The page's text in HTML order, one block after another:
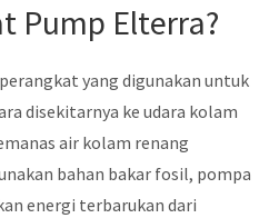
Pump Elterra?
yang digunakan untuk
disekitarnya ke udara kolam
air kolam renang
bahan bakar fosil, pompa
energi terbarukan dari